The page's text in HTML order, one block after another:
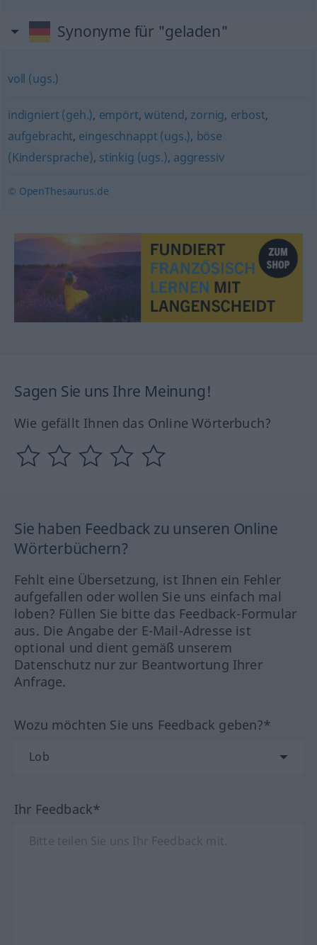
Synonyme für "geladen"
voll (ugs.)
indigniert (geh.), empört, wütend, zornig, erbost,
aufgebracht, eingeschnappt (ugs.), böse
(Kindersprache), stinkig (ugs.), aggressiv
© OpenThesaurus.de
Sagen Sie uns Ihre Meinung!
Wie gefällt Ihnen das Online Wörterbuch?
Sie haben Feedback zu unseren Online
Wörterbüchern?
Fehlt eine Übersetzung, ist Ihnen ein Fehler
aufgefallen oder wollen Sie uns einfach mal
loben? Füllen Sie bitte das Feedback-Formular
aus. Die Angabe der E-Mail-Adresse ist
optional und dient gemäß unserem
Datenschutz nur zur Beantwortung Ihrer
Anfrage.
Wozu möchten Sie uns Feedback geben?*
Ihr Feedback*